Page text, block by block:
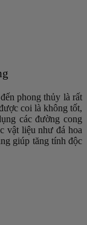
phong thủy là rất
coi là không tốt,
các đường cong
vật liệu như đá hoa
giúp tăng tính độc